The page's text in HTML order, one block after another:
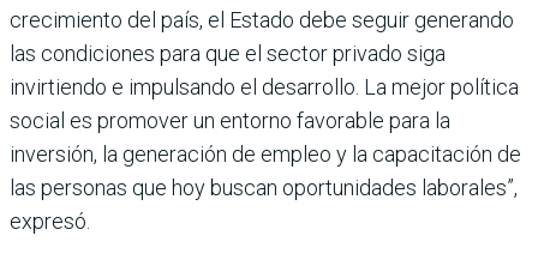
cre­cimiento del país, el Estado debe seguir generando
las condiciones para que el sec­tor privado siga
invirtiendo e impulsando el desarrollo. La mejor política
social es promo­ver un entorno favorable para la
inversión, la generación de empleo y la capacitación de
las personas que hoy buscan opor­tunidades laborales”,
expresó.